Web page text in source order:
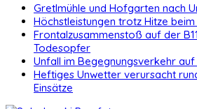
Gretlmühle und Hofgarten nach
Höchstleistungen trotz Hitze
Frontalzusammenstoß auf der
Todesopfer
Unfall im Begegnungsverkehr
Heftiges Unwetter verursacht
Einsätze